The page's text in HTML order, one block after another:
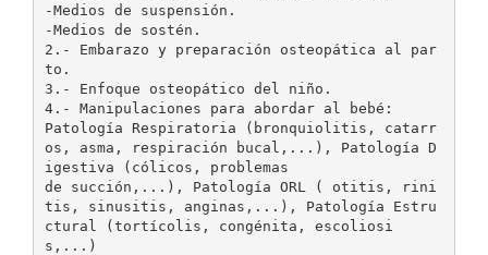
-Medios de suspensión.
-Medios de sostén.
2.- Embarazo y preparación osteopática al par
to.
3.- Enfoque osteopático del niño.
4.- Manipulaciones para abordar al bebé:
Patología Respiratoria (bronquiolitis, catarr
os, asma, respiración bucal,...), Patología D
igestiva (cólicos, problemas
de succión,...), Patología ORL ( otitis, rini
tis, sinusitis, anginas,...), Patología Estru
ctural (tortícolis, congénita, escoliosi
s,...)